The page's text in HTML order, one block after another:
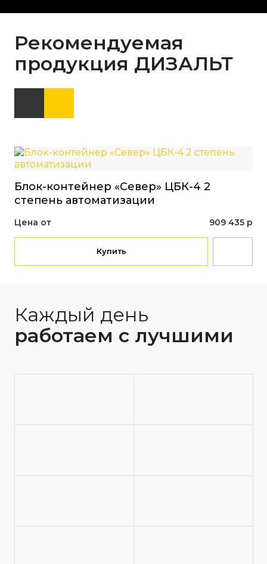
Рекомендуемая
продукция ДИЗАЛЬТ
Блок-контейнер «Север» ЦБК-4 2
степень автоматизации
Цена от 909 435 р
Купить
Каждый день
работаем с лучшими